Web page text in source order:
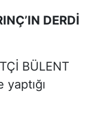
DERDİ
BÜLENT
yaptığı